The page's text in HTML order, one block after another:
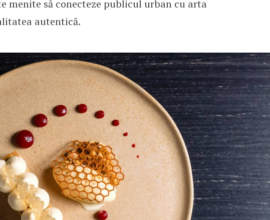
menite să conecteze publicul urban cu arta
autentică.